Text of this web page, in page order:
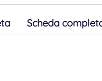
Scheda